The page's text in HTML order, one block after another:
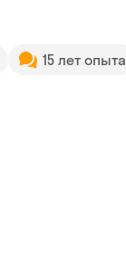
15 лет опыта